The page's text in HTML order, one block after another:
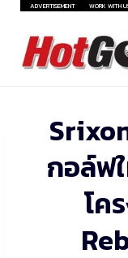
Skip
content
ADVERTISEMENT WORK WITH
กอล์ฟ
โค